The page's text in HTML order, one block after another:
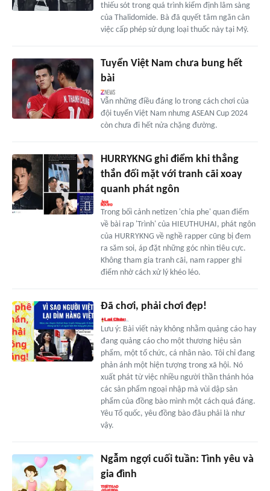
thiếu sót trong quá trình kiểm định lâm sàng
của Thalidomide. Bà đã quyết tâm ngăn cản
việc cấp phép sử dụng loại thuốc này tại Mỹ.
Tuyển Việt Nam chưa bung hết
bài
Vẫn những điều đáng lo trong cách chơi của
đội tuyển Việt Nam nhưng ASEAN Cup 2024
còn chưa đi hết nửa chặng đường.
HURRYKNG ghi điểm khi thẳng
thắn đối mặt với tranh cãi xoay
quanh phát ngôn
Trong bối cảnh netizen 'chia phe' quan điểm
về bài rap 'Trình' của HIEUTHUHAI, phát ngôn
của HURRYKNG về nghề rapper cũng bị đem
ra săm soi, áp đặt những góc nhìn tiêu cực.
Không tham gia tranh cãi, nam rapper ghi
điểm nhờ cách xử lý khéo léo.
Đã chơi, phải chơi đẹp!
Lưu ý: Bài viết này không nhằm quảng cáo hay
đang quảng cáo cho một thương hiệu sản
phẩm, một tổ chức, cá nhân nào. Tôi chỉ đang
phản ánh một hiện tượng trong xã hội. Nó
xuất phát từ việc nhiều người thần thánh hóa
các sản phẩm ngoại nhập mà vùi dập sản
phẩm của đồng bào mình một cách quá đáng.
Yêu Tổ quốc, yêu đồng bào đâu phải là như
vậy.
Ngẫm ngợi cuối tuần: Tình yêu và
gia đình